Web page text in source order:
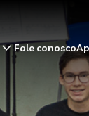
Fale conosco